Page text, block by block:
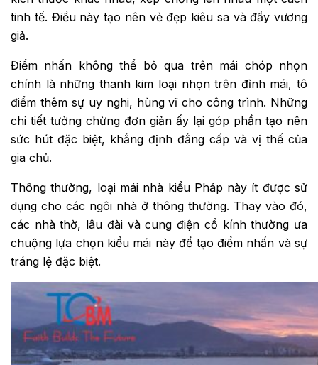
tinh tế. Điều này tạo nên vẻ đẹp kiêu sa và đầy vương
giả.
Điểm nhấn không thể bỏ qua trên mái chóp nhọn
chính là những thanh kim loại nhọn trên đỉnh mái, tô
điểm thêm sự uy nghi, hùng vĩ cho công trình. Những
chi tiết tưởng chừng đơn giản ấy lại góp phần tạo nên
sức hút đặc biệt, khẳng định đẳng cấp và vị thế của
gia chủ.
Thông thường, loại mái nhà kiểu Pháp này ít được sử
dụng cho các ngôi nhà ở thông thường. Thay vào đó,
các nhà thờ, lâu đài và cung điện cổ kính thường ưa
chuộng lựa chọn kiểu mái này để tạo điểm nhấn và sự
tráng lệ đặc biệt.